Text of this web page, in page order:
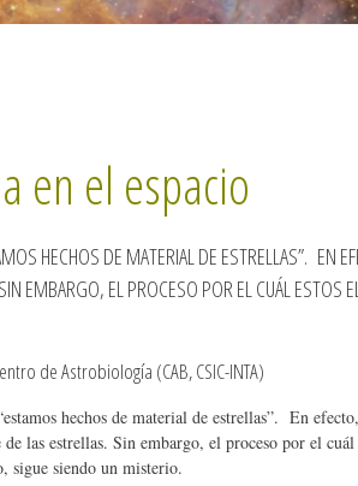
en el espacio
HECHOS DE MATERIAL DE ESTRELLAS”. EN
EMBARGO, EL PROCESO POR EL CUÁL
de Astrobiología (CAB, CSIC-INTA)
hechos de material de estrellas”. En
las estrellas. Sin embargo, el proceso por el
sigue siendo un misterio.